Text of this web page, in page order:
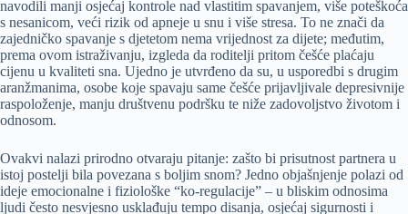
navodili manji osjećaj kontrole nad vlastitim spavanjem, više poteškoća
s nesanicom, veći rizik od apneje u snu i više stresa. To ne znači da
zajedničko spavanje s djetetom nema vrijednost za dijete; međutim,
prema ovom istraživanju, izgleda da roditelji pritom češće plaćaju
cijenu u kvaliteti sna. Ujedno je utvrđeno da su, u usporedbi s drugim
aranžmanima, osobe koje spavaju same češće prijavljivale depresivnije
raspoloženje, manju društvenu podršku te niže zadovoljstvo životom i
odnosom.
Ovakvi nalazi prirodno otvaraju pitanje: zašto bi prisutnost partnera u
istoj postelji bila povezana s boljim snom? Jedno objašnjenje polazi od
ideje emocionalne i fiziološke “ko-regulacije” – u bliskim odnosima
ljudi često nesvjesno usklađuju tempo disanja, osjećaj sigurnosti i